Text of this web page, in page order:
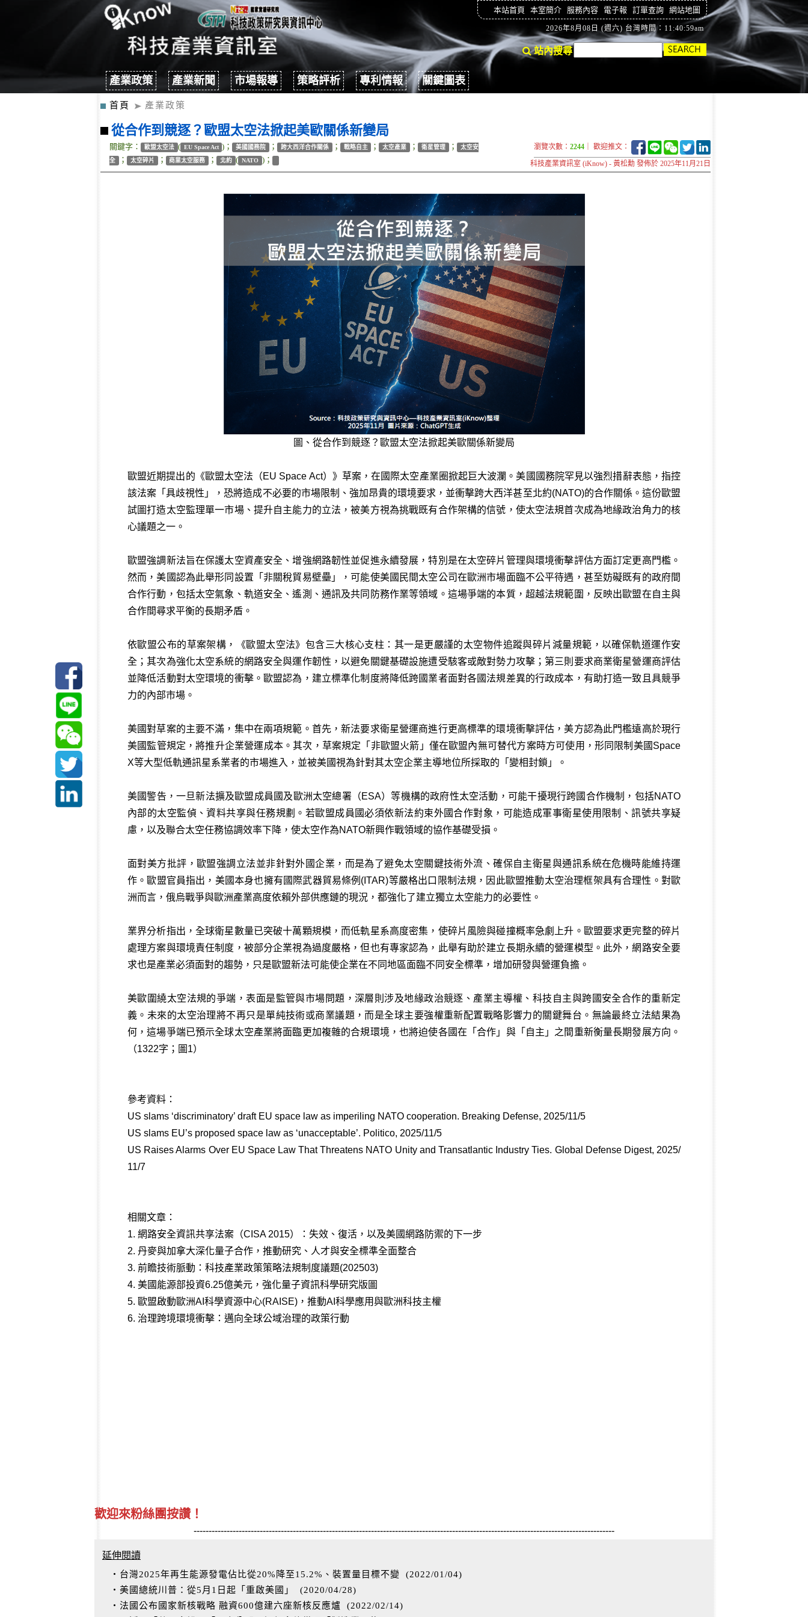
本站首頁 本室簡介 服務內容 電子報 訂單查詢 網站地圖
2026年8月08日 (週六) 台灣時間：11:41:00am
站內搜尋
產業政策 產業新聞 市場報導 策略評析 專利情報 關鍵圖表
首頁 產業政策
從合作到競逐？歐盟太空法掀起美歐關係新變局
關鍵字： 歐盟太空法 ( EU Space Act )； 美國國務院 ； 跨大西洋合作關係 ； 戰略自主 ； 太空產業 ； 衛星管理 ；
太空安
全 ； 太空碎片 ； 商業太空服務 ； 北約 ( NATO )；
瀏覽次數： 2244 ｜ 歡迎推文：
科技產業資訊室 (iKnow) - 黃松勳 發佈於 2025年11月21日
圖、從合作到競逐？歐盟太空法掀起美歐關係新變局
歐盟近期提出的《歐盟太空法（EU Space Act）》草案，在國際太空產業圈掀起巨大波瀾。美國國務院罕見以強烈措辭表態，指控
該法案「具歧視性」，恐將造成不必要的市場限制、強加昂貴的環境要求，並衝擊跨大西洋甚至北約(NATO)的合作關係。這份歐盟
試圖打造太空監理單一市場、提升自主能力的立法，被美方視為挑戰既有合作架構的信號，使太空法規首次成為地緣政治角力的核
心議題之一。
歐盟強調新法旨在保護太空資產安全、增強網路韌性並促進永續發展，特別是在太空碎片管理與環境衝擊評估方面訂定更高門檻。
然而，美國認為此舉形同設置「非關稅貿易壁壘」，可能使美國民間太空公司在歐洲市場面臨不公平待遇，甚至妨礙既有的政府間
合作行動，包括太空氣象、軌道安全、遙測、通訊及共同防務作業等領域。這場爭端的本質，超越法規範圍，反映出歐盟在自主與
合作間尋求平衡的長期矛盾。
依歐盟公布的草案架構，《歐盟太空法》包含三大核心支柱：其一是更嚴謹的太空物件追蹤與碎片減量規範，以確保軌道運作安
全；其次為強化太空系統的網路安全與運作韌性，以避免關鍵基礎設施遭受駭客或敵對勢力攻擊；第三則要求商業衛星營運商評估
並降低活動對太空環境的衝擊。歐盟認為，建立標準化制度將降低跨國業者面對各國法規差異的行政成本，有助打造一致且具競爭
力的內部市場。
美國對草案的主要不滿，集中在兩項規範。首先，新法要求衛星營運商進行更高標準的環境衝擊評估，美方認為此門檻遠高於現行
美國監管規定，將推升企業營運成本。其次，草案規定「非歐盟火箭」僅在歐盟內無可替代方案時方可使用，形同限制美國Space
X等大型低軌通訊星系業者的市場進入，並被美國視為針對其太空企業主導地位所採取的「變相封鎖」。
美國警告，一旦新法擴及歐盟成員國及歐洲太空總署（ESA）等機構的政府性太空活動，可能干擾現行跨國合作機制，包括NATO
內部的太空監偵、資料共享與任務規劃。若歐盟成員國必須依新法約束外國合作對象，可能造成軍事衛星使用限制、訊號共享疑
慮，以及聯合太空任務協調效率下降，使太空作為NATO新興作戰領域的協作基礎受損。
面對美方批評，歐盟強調立法並非針對外國企業，而是為了避免太空關鍵技術外流、確保自主衛星與通訊系統在危機時能維持運
作。歐盟官員指出，美國本身也擁有國際武器貿易條例(ITAR)等嚴格出口限制法規，因此歐盟推動太空治理框架具有合理性。對歐
洲而言，俄烏戰爭與歐洲產業高度依賴外部供應鏈的現況，都強化了建立獨立太空能力的必要性。
業界分析指出，全球衛星數量已突破十萬顆規模，而低軌星系高度密集，使碎片風險與碰撞概率急劇上升。歐盟要求更完整的碎片
處理方案與環境責任制度，被部分企業視為過度嚴格，但也有專家認為，此舉有助於建立長期永續的營運模型。此外，網路安全要
求也是產業必須面對的趨勢，只是歐盟新法可能使企業在不同地區面臨不同安全標準，增加研發與營運負擔。
美歐圍繞太空法規的爭端，表面是監管與市場問題，深層則涉及地緣政治競逐、產業主導權、科技自主與跨國安全合作的重新定
義。未來的太空治理將不再只是單純技術或商業議題，而是全球主要強權重新配置戰略影響力的關鍵舞台。無論最終立法結果為
何，這場爭端已預示全球太空產業將面臨更加複雜的合規環境，也將迫使各國在「合作」與「自主」之間重新衡量長期發展方向。
（1322字；圖1）
參考資料：
US slams ‘discriminatory’ draft EU space law as imperiling NATO cooperation. Breaking Defense, 2025/11/5
US slams EU’s proposed space law as ‘unacceptable’. Politico, 2025/11/5
US Raises Alarms Over EU Space Law That Threatens NATO Unity and Transatlantic Industry Ties. Global Defense Digest, 2025/
11/7
相關文章：
1. 網路安全資訊共享法案（CISA 2015）：失效、復活，以及美國網路防禦的下一步
2. 丹麥與加拿大深化量子合作，推動研究、人才與安全標準全面整合
3. 前瞻技術脈動：科技產業政策策略法規制度議題(202503)
4. 美國能源部投資6.25億美元，強化量子資訊科學研究版圖
5. 歐盟啟動歐洲AI科學資源中心(RAISE)，推動AI科學應用與歐洲科技主權
6. 治理跨境環境衝擊：邁向全球公域治理的政策行動
歡迎來粉絲團按讚！
--------------------------------------------------------------------------------------------------------------------------------------------
延伸閱讀
‧台灣2025年再生能源發電佔比從20%降至15.2%、裝置量目標不變 (2022/01/04)
‧美國總統川普：從5月1日起「重啟美國」
(2020/04/28)
‧法國公布國家新核戰略 融資600億建六座新核反應爐
(2022/02/14)